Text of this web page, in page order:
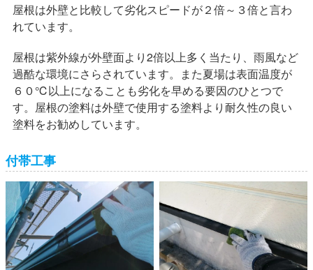
屋根は外壁と比較して劣化スピードが２倍～３倍と言わ
れています。
屋根は紫外線が外壁面より2倍以上多く当たり、雨風など
過酷な環境にさらされています。また夏場は表面温度が
６０℃以上になることも劣化を早める要因のひとつで
す。屋根の塗料は外壁で使用する塗料より耐久性の良い
塗料をお勧めしています。
付帯工事